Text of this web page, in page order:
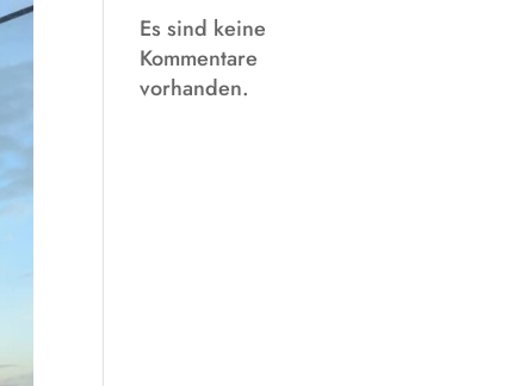
Es sind keine
Kommentare
vorhanden.